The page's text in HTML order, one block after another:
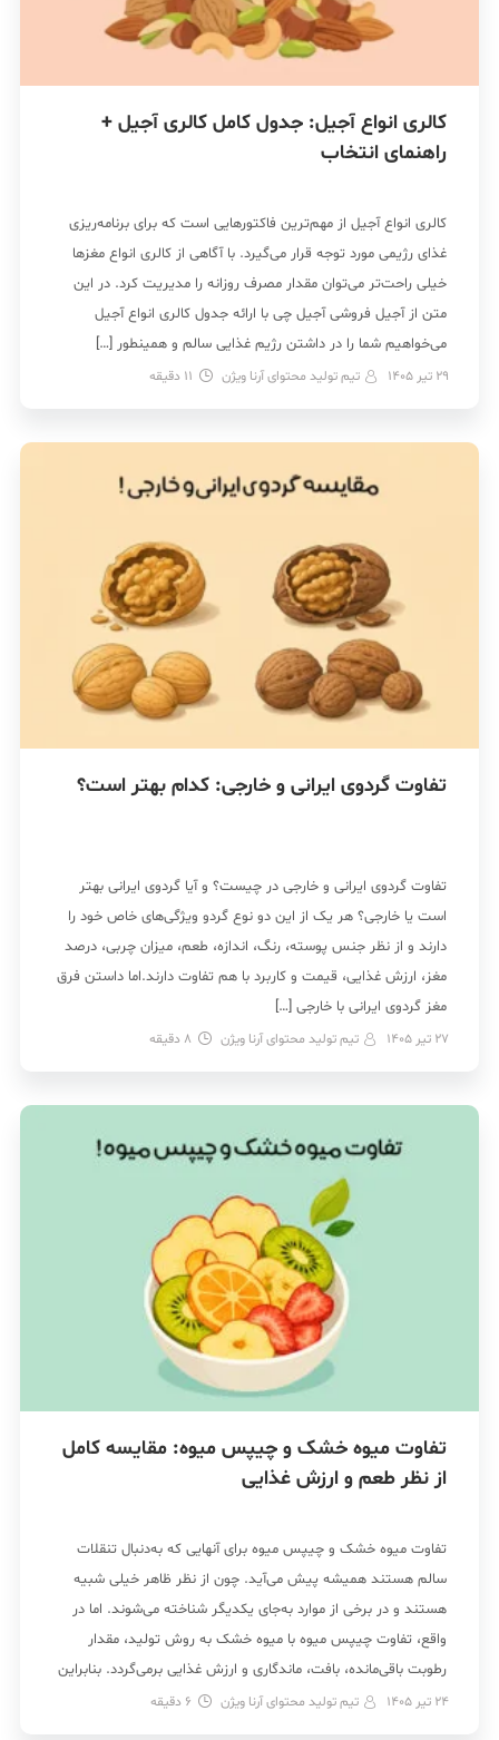
کالری انواع آجیل: جدول کامل کالری آجیل +
راهنمای انتخاب
کالری انواع آجیل از مهم‌ترین فاکتورهایی است که برای برنامه‌ریزی
غذای رژیمی مورد توجه قرار می‌گیرد. با آگاهی از کالری انواع مغزها
خیلی راحت‌تر می‌توان مقدار مصرف روزانه را مدیریت کرد. در این
متن از آجیل فروشی آجیل چی با ارائه جدول کالری انواع آجیل
می‌خواهیم شما را در داشتن رژیم غذایی سالم و همینطور […]
29 تیر 1405 تیم تولید محتوای آرنا ویژن 11 دقیقه
تفاوت گردوی ایرانی و خارجی: کدام بهتر است؟
تفاوت گردوی ایرانی و خارجی در چیست؟ و آیا گردوی ایرانی بهتر
است یا خارجی؟ هر یک از این دو نوع گردو ویژگی‌های خاص خود را
دارند و از نظر جنس پوسته، رنگ، اندازه، طعم، میزان چربی، درصد
مغز، ارزش غذایی، قیمت و کاربرد با هم تفاوت دارند.اما داستن فرق
مغز گردوی ایرانی با خارجی […]
27 تیر 1405 تیم تولید محتوای آرنا ویژن 8 دقیقه
تفاوت میوه خشک و چیپس میوه: مقایسه کامل
از نظر طعم و ارزش غذایی
تفاوت میوه خشک و چیپس میوه برای آنهایی که به‌دنبال تنقلات
سالم هستند همیشه پیش می‌آید. چون از نظر ظاهر خیلی شبیه
هستند و در برخی از موارد به‌جای یکدیگر شناخته می‌شوند. اما در
واقع، تفاوت چیپس میوه با میوه خشک به روش تولید، مقدار
رطوبت باقی‌مانده، بافت، ماندگاری و ارزش غذایی برمی‌گردد. بنابراین
با […]
24 تیر 1405 تیم تولید محتوای آرنا ویژن 6 دقیقه